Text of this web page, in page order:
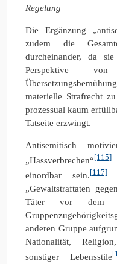
Regelung
Die Ergänzung
zudem die
durcheinander, da
Perspektive von
materielle Strafrecht
prozessual kaum
Tatseite erzwingt.
Antisemitisch
„Hassverbrechen“[115]
einordbar sein.[117]
„Gewaltstraftaten
Täter vor dem
anderen Gruppe
Nationalität,
sonstiger Lebensstile